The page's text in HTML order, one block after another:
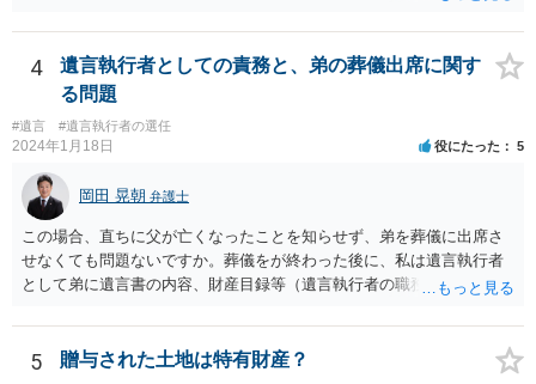
4
遺言執行者としての責務と、弟の葬儀出席に関す
る問題
#遺言 #遺言執行者の選任
2024年1月18日 役にたった 5
岡田 晃朝 弁護士
この場合、直ちに父が亡くなったことを知らせず、弟を葬儀に出席さ
せなくても問題ないですか。葬儀をが終わった後に、私は遺言執行者
として弟に遺言書の内容、財産目録等（遺言執行者の職務）を知らせ
るかは喪主の自由です。 呼ばなくてもかまいません。 そもそも、そう
いう法律関係にありません。 遺言の内容と遺産の総額の通知、公正証
5 贈与された土地は特有財産？